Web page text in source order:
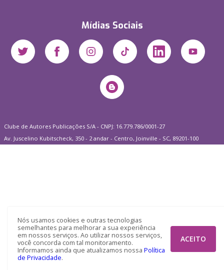
Nós usamos cookies e outras tecnologias
semelhantes para melhorar a sua experiência
em nossos serviços. Ao utilizar nossos serviços,
você concorda com tal monitoramento.
Informamos ainda que atualizamos nossa Política
de Privacidade.
ACEITO
Mídias Sociais
Clube de Autores Publicações S/A - CNPJ: 16.779.786/0001-27
Av. Juscelino Kubitscheck, 350 - 2 andar - Centro, Joinville - SC, 89201-100